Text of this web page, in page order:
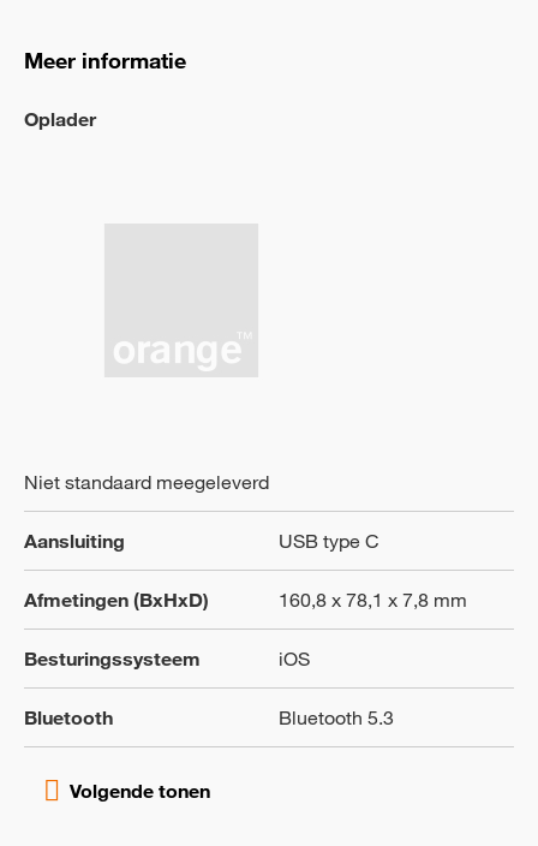
Meer informatie
Oplader
Niet standaard meegeleverd
Aansluiting USB type C
Afmetingen (BxHxD) 160,8 x 78,1 x 7,8 mm
Besturingssysteem iOS
Bluetooth Bluetooth 5.3